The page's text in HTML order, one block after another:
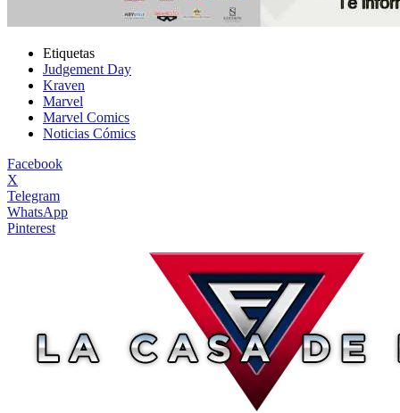
Etiquetas
Judgement Day
Kraven
Marvel
Marvel Comics
Noticias Cómics
Facebook
X
Telegram
WhatsApp
Pinterest